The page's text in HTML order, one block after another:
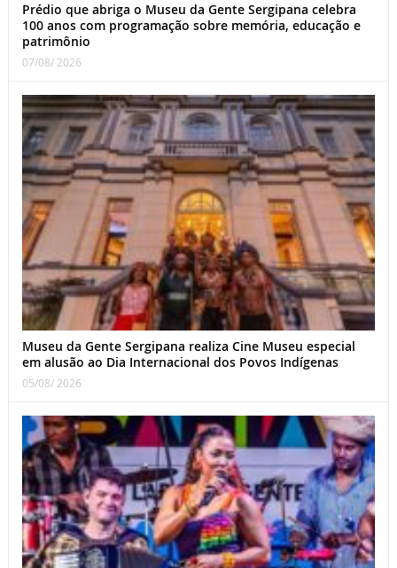
Prédio que abriga o Museu da Gente Sergipana celebra
100 anos com programação sobre memória, educação e
patrimônio
07/08/ 2026
Museu da Gente Sergipana realiza Cine Museu especial
em alusão ao Dia Internacional dos Povos Indígenas
05/08/ 2026